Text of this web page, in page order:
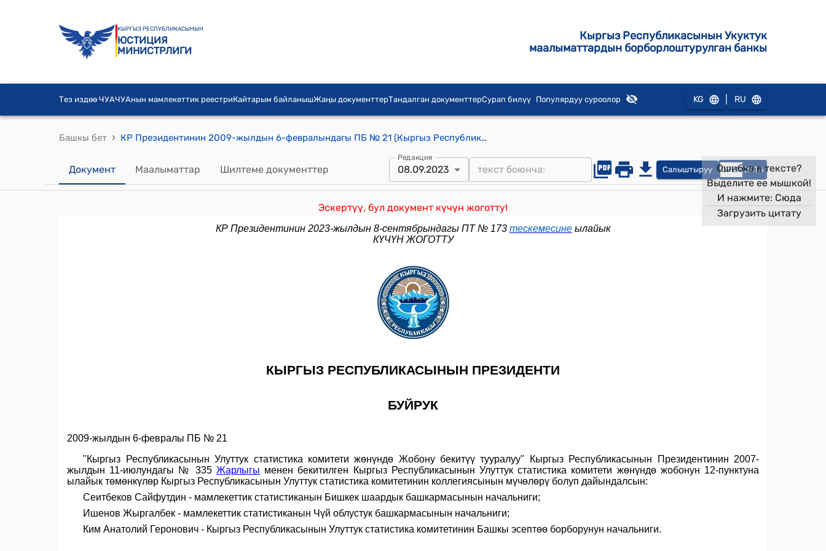
КЫРГЫЗ РЕСПУБЛИКАСЫНЫН
ЮСТИЦИЯ
МИНИСТРЛИГИ
Кыргыз Республикасынын Укуктук
маалыматтардын борборлоштурулган банкы
Тез издөө ЧУАЧУАнын мамлекеттик реестриКайтарым байланышЖаңы документтерТандалган документтерСурап билүү Популярдуу суроолор KG RU
Башкы бет › КР Президентинин 2009-жылдын 6-февралындагы ПБ № 21 (Кыргыз Республикасынын Улуттук статистика комитетинин коллегиясынын мүчөлөрү) буйругу
Документ Маалыматтар Шилтеме документтер
Редакция
08.09.2023 Салыштыруу OPEN DATA
Эскертүү, бул документ күчүн жоготту!
Ошибка в тексте?
Выделите ее мышкой!
И нажмите: Сюда
Загрузить цитату